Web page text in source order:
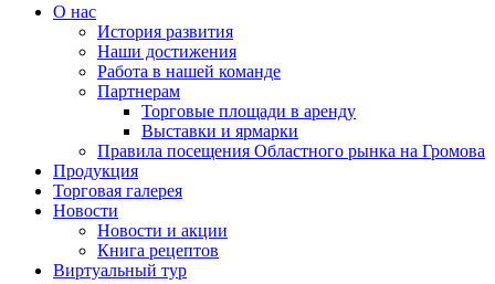
О нас
История развития
Наши достижения
Работа в нашей команде
Партнерам
Торговые площади в аренду
Выставки и ярмарки
Правила посещения Областного рынка на Громова
Продукция
Торговая галерея
Новости
Новости и акции
Книга рецептов
Виртуальный тур